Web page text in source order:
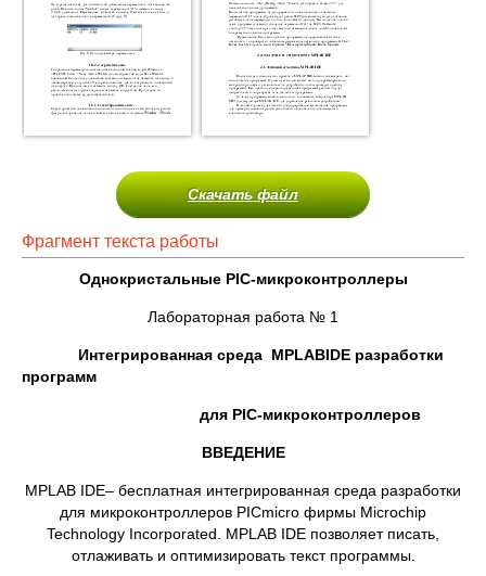
Скачать файл
Фрагмент текста работы
Однокристальные PIC-микроконтроллеры
Лабораторная работа № 1
Интегрированная среда MPLABIDE разработки
программ
для PIC-микроконтроллеров
ВВЕДЕНИЕ
MPLAB IDE– бесплатная интегрированная среда разработки
для микроконтроллеров PICmicro фирмы Microchip
Technology Incorporated. MPLAB IDE позволяет писать,
отлаживать и оптимизировать текст программы.